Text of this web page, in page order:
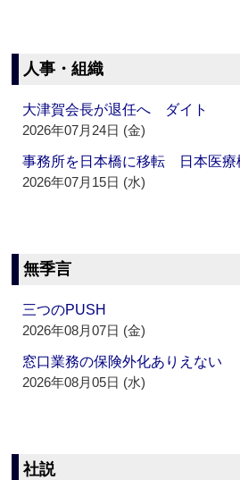
人事・組織
大津賀会長が退任へ ダイト
2026年07月24日 (金)
事務所を日本橋に移転 日本医療
2026年07月15日 (水)
無季言
三つのPUSH
2026年08月07日 (金)
窓口業務の保険外化ありえない
2026年08月05日 (水)
社説